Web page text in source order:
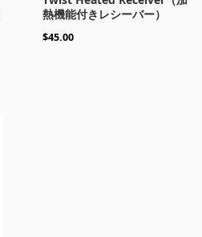
熱機能付きレシーバー）
$45.00